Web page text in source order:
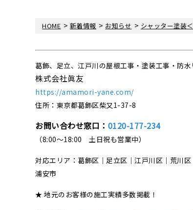
HOME > 新着情報 > お知らせ > シャッター塗装
葛飾、足立、江戸川の屋根工事・塗装工事・防
株式会社眞友
https://amamori-yane.com/
住所：東京都葛飾区柴又1-37-8
お問い合わせ窓口： 0120-177-234
（8:00～18:00 土日祝も営業中）
対応エリア：葛飾区｜足立区｜江戸川区｜荒川
浦安市
★ 地元のお客様の施工実績多数掲載！